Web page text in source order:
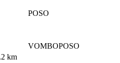
POSO
km
VOMBOPOSO